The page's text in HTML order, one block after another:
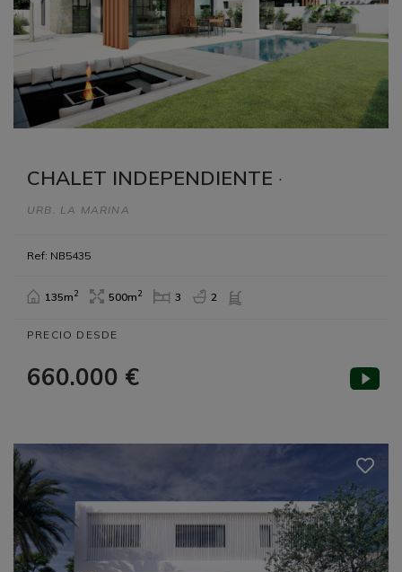
CHALET INDEPENDIENTE ·
URB. LA MARINA
Ref: NB5435
135m2 500m2 3 2
PRECIO DESDE
660.000 €